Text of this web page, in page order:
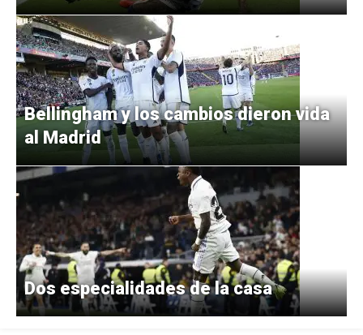
Bellingham y los cambios dieron vida
al Madrid
Dos especialidades de la casa